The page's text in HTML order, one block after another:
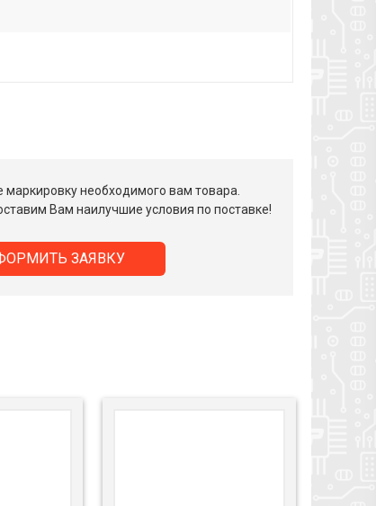
маркировку необходимого вам товара.
Вам наилучшие условия по поставке!
ЗАЯВКУ